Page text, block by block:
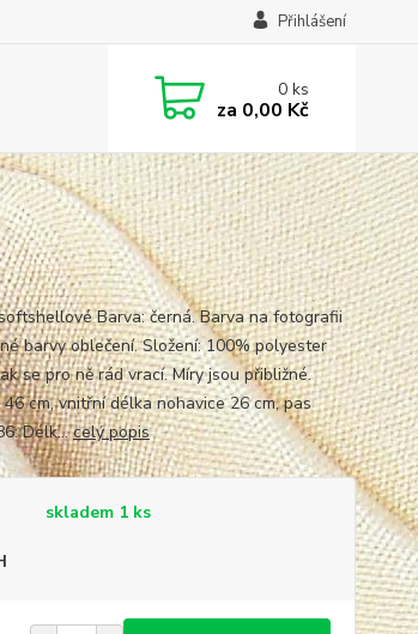
Přihlášení
0ks
za 0,00 Kč
Barva: černá. Barva na fotografii
barvy oblečení. Složení: 100% polyester
se pro ně rád vrací. Míry jsou přibližné.
cm, vnitřní délka nohavice 26 cm, pas
Délk...celý popis
skladem 1 ks